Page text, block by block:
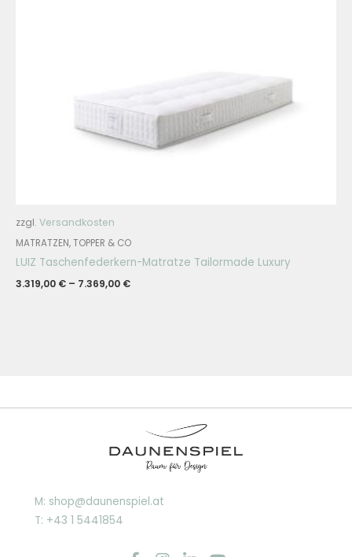
zzgl. Versandkosten
MATRATZEN, TOPPER & CO
LUIZ Taschenfederkern-Matratze Tailormade Luxury
3.319,00 € – 7.369,00 €
M: shop@daunenspiel.at
T: +43 1 5441854